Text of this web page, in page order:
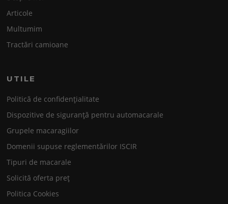
Articole
Multumim
Tractări camioane
UTILE
Politică de confidențialitate
Dispozitive de siguranță pentru automacarale
Grupele macaragiilor
Domenii supuse reglementărilor ISCIR
Tipuri de macarale
Solicită oferta preț
Politica Cookies